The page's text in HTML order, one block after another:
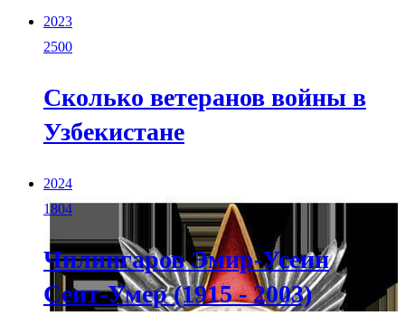
2023
2500
Сколько ветеранов войны в
Узбекистане
2024
1804
Чилингаров Эмир-Усеин
Сеит-Умер (1915 - 2003)